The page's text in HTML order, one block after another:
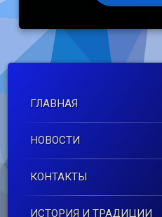
ГЛАВНАЯ
НОВОСТИ
КОНТАКТЫ
ИСТОРИЯ И ТРАДИЦИИ